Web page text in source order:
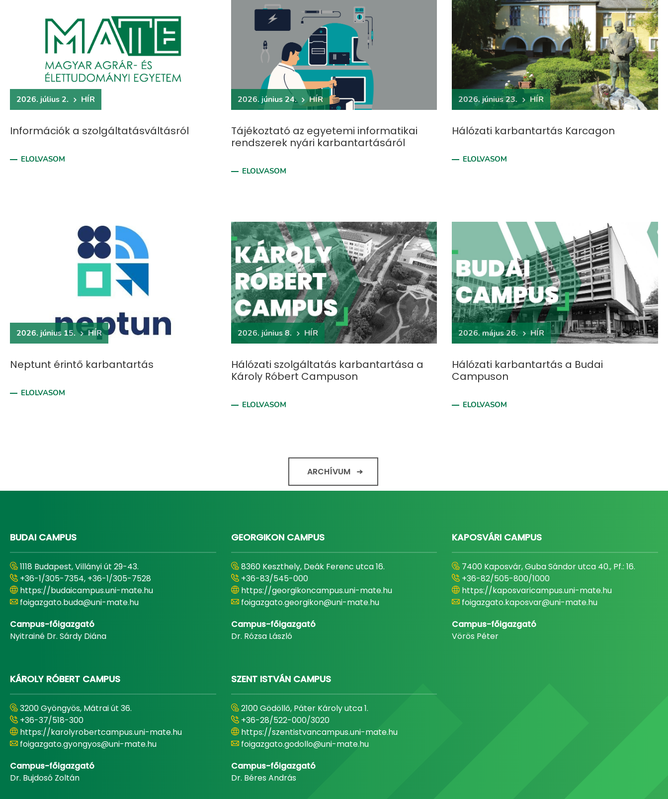
2026. július 2. HÍR
Információk a szolgáltatásváltásról
ELOLVASOM
2026. június 24. HÍR
Tájékoztató az egyetemi informatikai
rendszerek nyári karbantartásáról
ELOLVASOM
2026. június 23. HÍR
Hálózati karbantartás Karcagon
ELOLVASOM
2026. június 15. HÍR
Neptunt érintő karbantartás
ELOLVASOM
2026. június 8. HÍR
Hálózati szolgáltatás karbantartása a
Károly Róbert Campuson
ELOLVASOM
2026. május 26. HÍR
Hálózati karbantartás a Budai
Campuson
ELOLVASOM
ARCHÍVUM
BUDAI CAMPUS
1118 Budapest, Villányi út 29-43.
+36-1/305-7354, +36-1/305-7528
https://budaicampus.uni-mate.hu
foigazgato.buda@uni-mate.hu
Campus-főigazgató
Nyitrainé Dr. Sárdy Diána
GEORGIKON CAMPUS
8360 Keszthely, Deák Ferenc utca 16.
+36-83/545-000
https://georgikoncampus.uni-mate.hu
foigazgato.georgikon@uni-mate.hu
Campus-főigazgató
Dr. Rózsa László
KAPOSVÁRI CAMPUS
7400 Kaposvár, Guba Sándor utca 40., Pf.: 16.
+36-82/505-800/1000
https://kaposvaricampus.uni-mate.hu
foigazgato.kaposvar@uni-mate.hu
Campus-főigazgató
Vörös Péter
KÁROLY RÓBERT CAMPUS
3200 Gyöngyös, Mátrai út 36.
+36-37/518-300
https://karolyrobertcampus.uni-mate.hu
foigazgato.gyongyos@uni-mate.hu
Campus-főigazgató
Dr. Bujdosó Zoltán
SZENT ISTVÁN CAMPUS
2100 Gödöllő, Páter Károly utca 1.
+36-28/522-000/3020
https://szentistvancampus.uni-mate.hu
foigazgato.godollo@uni-mate.hu
Campus-főigazgató
Dr. Béres András